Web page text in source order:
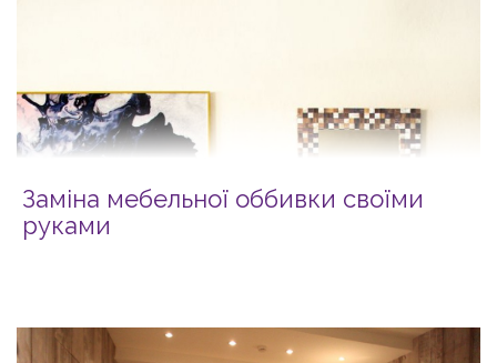
Заміна мебельної оббивки своїми
руками